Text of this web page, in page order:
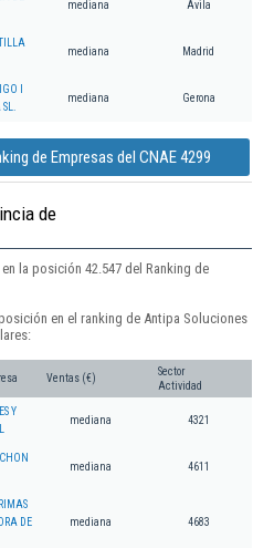
mediana Ávila
mediana Madrid
I
mediana Gerona
de Empresas del CNAE 4299
de
la posición 42.547 del Ranking de
en el ranking de Antipa Soluciones
Ventas (€)
Sector
Actividad
Y
mediana 4321
mediana 4611
DE
mediana 4683